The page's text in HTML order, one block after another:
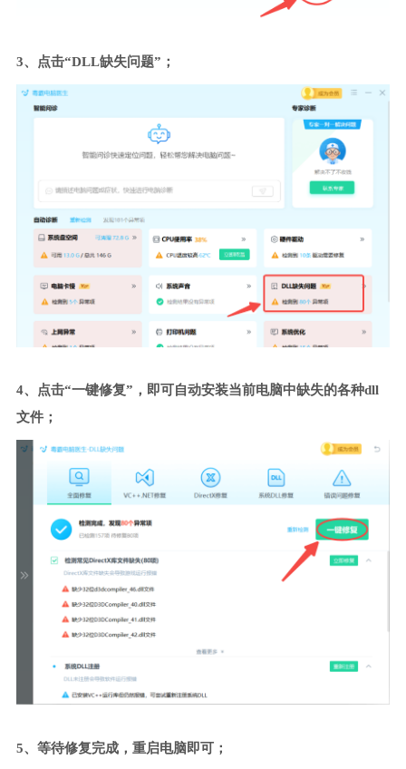
3、点击“DLL缺失问题”；
4、点击“一键修复”，即可自动安装当前电脑中缺失的各种dll
文件；
5、等待修复完成，重启电脑即可；